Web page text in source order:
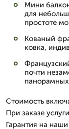
Мини
для
простоте
Кованый
ковка,
почти
Стоимость
При заказе
Гарантия на